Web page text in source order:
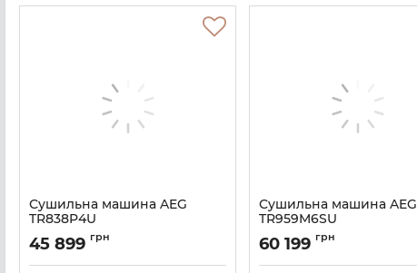
Сушильна машина AEG
TR838P4U
Артикул:A141243
45 899 грн
Сушильна машина AEG
TR959M6SU
Артикул:A141244
60 199 грн